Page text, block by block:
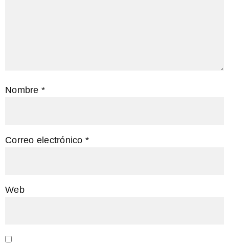
Nombre *
Correo electrónico *
Web